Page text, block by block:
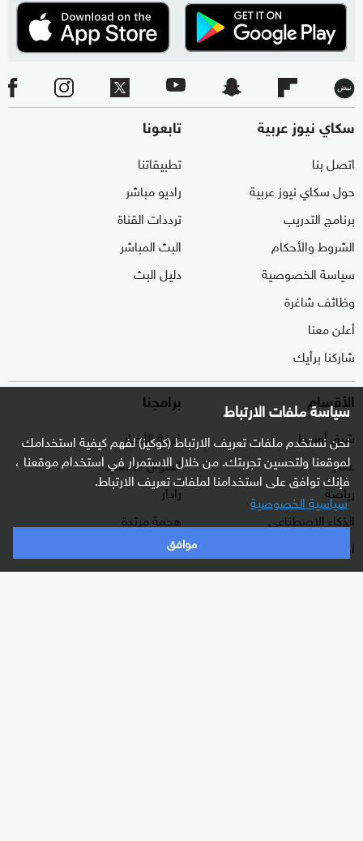
سياسة ملفات الارتباط
نحن نستخدم ملفات تعريف الارتباط (كوكيز) لفهم كيفية استخدامك
لموقعنا ولتحسين تجربتك. من خلال الاستمرار في استخدام موقعنا ،
فإنك توافق على استخدامنا لملفات تعريف الارتباط.
سياسية الخصوصية
موافق
سكاي نيوز عربية
اتصل بنا
حول سكاي نيوز عربية
برنامج التدريب
الشروط والأحكام
سياسة الخصوصية
وظائف شاغرة
أعلن معنا
شاركنا برأيك
تابعونا
تطبيقاتنا
راديو مباشر
ترددات القناة
البث المباشر
دليل البث
الأقسام
شرق أوسط
عالم
رياضة
الذكاء الاصطناعي
اقتصاد
منوعات
برامجنا
غرفة الأخبار
السؤال الصعب
رادار
هجمة مرتدة
الصباح
كلينيك